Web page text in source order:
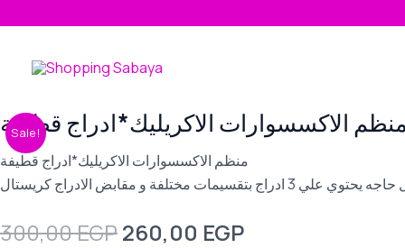
content
منظم الاكسسوارات الاكريليك*ادراج قطيفة
منظم الاكسسوارات الاكريليك*ادراج قطيفة
مختلفة و مقابض الادراج كريستال
300,00EGP
Original
price
was:
300,00 EGP.
260,00 EGP
Current
price
is:
260,00 EGP.
منظم
الاكسسوارات
الاكريليك*ادراج
قطيفة
Sale!